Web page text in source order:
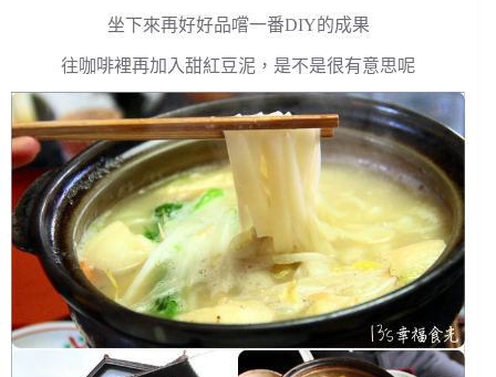
坐下來再好好品嚐一番DIY的成果
往咖啡裡再加入甜紅豆泥，是不是很有意思呢